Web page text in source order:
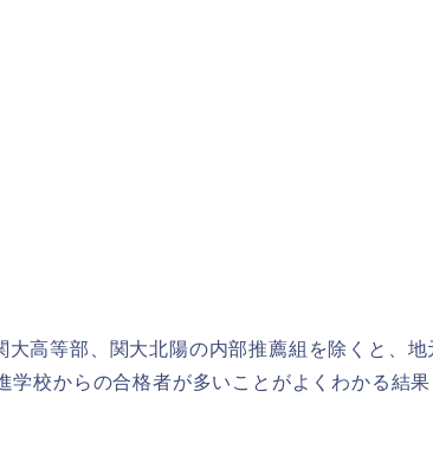
高等部、関大北陽の内部推薦組を除くと、地
校からの合格者が多いことがよくわかる結果